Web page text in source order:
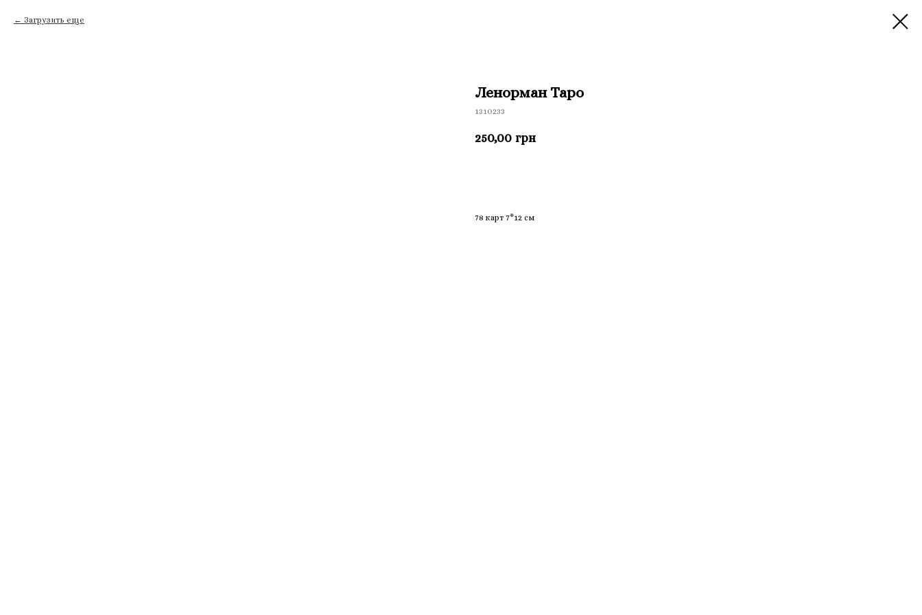
Загрузить еще
Ленорман Таро
1310233
250,00 грн
78 карт 7*12 см